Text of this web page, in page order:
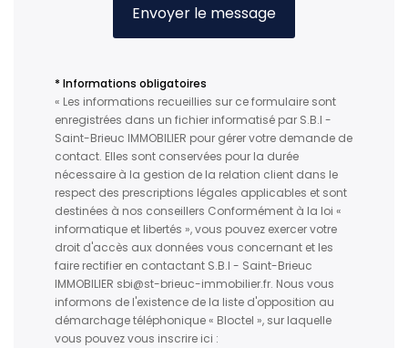
Envoyer le message
* Informations obligatoires
« Les informations recueillies sur ce formulaire sont
enregistrées dans un fichier informatisé par S.B.I -
Saint-Brieuc IMMOBILIER pour gérer votre demande de
contact. Elles sont conservées pour la durée
nécessaire à la gestion de la relation client dans le
respect des prescriptions légales applicables et sont
destinées à nos conseillers Conformément à la loi «
informatique et libertés », vous pouvez exercer votre
droit d'accès aux données vous concernant et les
faire rectifier en contactant S.B.I - Saint-Brieuc
IMMOBILIER sbi@st-brieuc-immobilier.fr. Nous vous
informons de l'existence de la liste d'opposition au
démarchage téléphonique « Bloctel », sur laquelle
vous pouvez vous inscrire ici :